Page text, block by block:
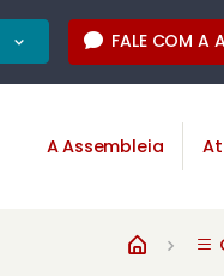
FALE COM A
A Assembleia